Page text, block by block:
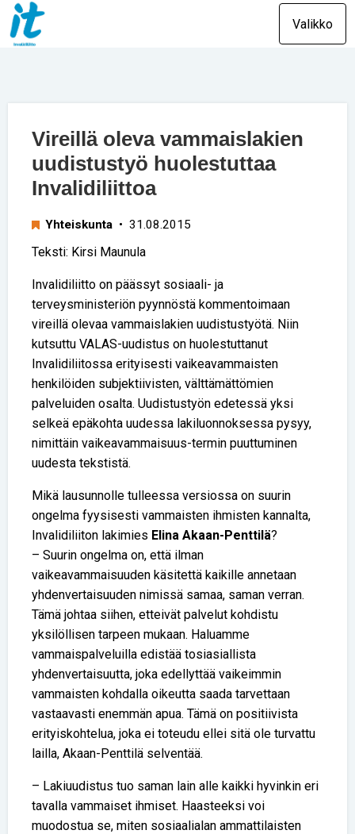
Valikko
Vireillä oleva vammaislakien
uudistustyö huolestuttaa
Invalidiliittoa
Yhteiskunta • 31.08.2015
Teksti: Kirsi Maunula
Invalidiliitto on päässyt sosiaali- ja
terveysministeriön pyynnöstä kommentoimaan
vireillä olevaa vammaislakien uudistustyötä. Niin
kutsuttu VALAS-uudistus on huolestuttanut
Invalidiliitossa erityisesti vaikeavammaisten
henkilöiden subjektiivisten, välttämättömien
palveluiden osalta. Uudistustyön edetessä yksi
selkeä epäkohta uudessa lakiluonnoksessa pysyy,
nimittäin vaikeavammaisuus-termin puuttuminen
uudesta tekstistä.
Mikä lausunnolle tulleessa versiossa on suurin
ongelma fyysisesti vammaisten ihmisten kannalta,
Invalidiliiton lakimies Elina Akaan-Penttilä?
– Suurin ongelma on, että ilman
vaikeavammaisuuden käsitettä kaikille annetaan
yhdenvertaisuuden nimissä samaa, saman verran.
Tämä johtaa siihen, etteivät palvelut kohdistu
yksilöllisen tarpeen mukaan. Haluamme
vammaispalveluilla edistää tosiasiallista
yhdenvertaisuutta, joka edellyttää vaikeimmin
vammaisten kohdalla oikeutta saada tarvettaan
vastaavasti enemmän apua. Tämä on positiivista
erityiskohtelua, joka ei toteudu ellei sitä ole turvattu
lailla, Akaan-Penttilä selventää.
– Lakiuudistus tuo saman lain alle kaikki hyvinkin eri
tavalla vammaiset ihmiset. Haasteeksi voi
muodostua se, miten sosiaalialan ammattilaisten